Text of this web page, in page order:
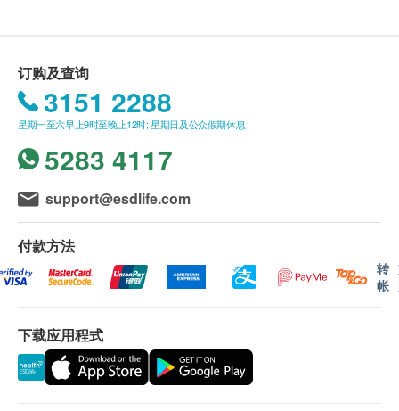
(1) 有家长或监护人陪同者
在中心即场签署同意书，并出示身份证明文件，经
核实无误后可提供服务。
(2) 没有家长或监护人陪同者
预先取同意书并由家长或监护人签署妥当，客人可
签署者的身份证明文件副本，经核实无误后可提供
服务。
B.16歳至未满18岁者：
预先取同意书并由家长或监护人签署妥当，可接受
客人自行到中心，出示已签署的同意书及签署者的
本身体检查计划有效期为12个月，客户必须于12
个月内(由确认付款日期起计)接受有关检查，客户
需提前1个月预约相关检查,逾期作废。
订购及查询
3151 2288
星期一至六早上9时至晚上12时; 星期日及公众假期休息
5283 4117
support@esdlife.com
付款方法
转
帐
下载应用程式